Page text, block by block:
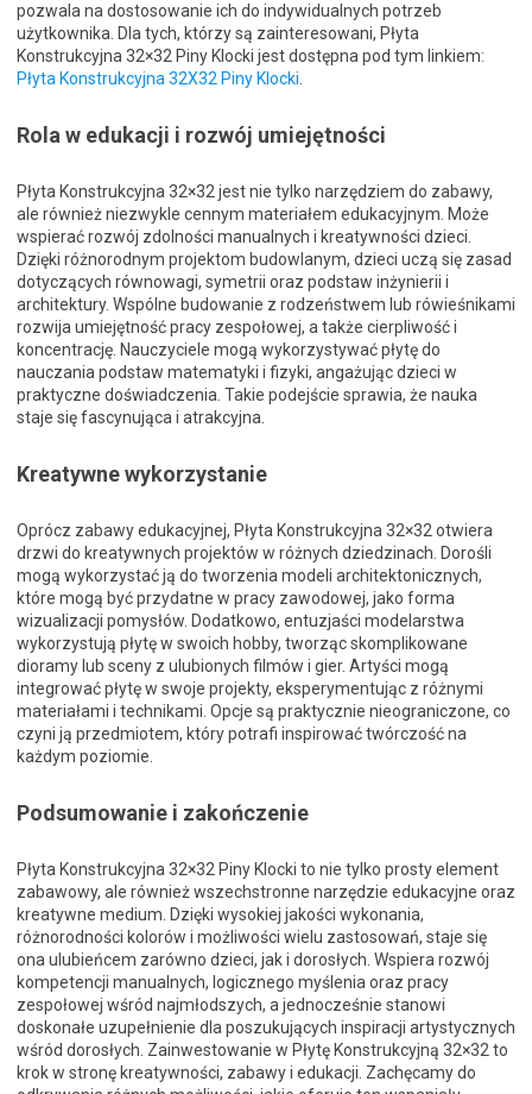
pozwala na dostosowanie ich do indywidualnych potrzeb
użytkownika. Dla tych, którzy są zainteresowani, Płyta
Konstrukcyjna 32×32 Piny Klocki jest dostępna pod tym linkiem:
Płyta Konstrukcyjna 32X32 Piny Klocki.
Rola w edukacji i rozwój umiejętności
Płyta Konstrukcyjna 32×32 jest nie tylko narzędziem do zabawy,
ale również niezwykle cennym materiałem edukacyjnym. Może
wspierać rozwój zdolności manualnych i kreatywności dzieci.
Dzięki różnorodnym projektom budowlanym, dzieci uczą się zasad
dotyczących równowagi, symetrii oraz podstaw inżynierii i
architektury. Wspólne budowanie z rodzeństwem lub rówieśnikami
rozwija umiejętność pracy zespołowej, a także cierpliwość i
koncentrację. Nauczyciele mogą wykorzystywać płytę do
nauczania podstaw matematyki i fizyki, angażując dzieci w
praktyczne doświadczenia. Takie podejście sprawia, że nauka
staje się fascynująca i atrakcyjna.
Kreatywne wykorzystanie
Oprócz zabawy edukacyjnej, Płyta Konstrukcyjna 32×32 otwiera
drzwi do kreatywnych projektów w różnych dziedzinach. Dorośli
mogą wykorzystać ją do tworzenia modeli architektonicznych,
które mogą być przydatne w pracy zawodowej, jako forma
wizualizacji pomysłów. Dodatkowo, entuzjaści modelarstwa
wykorzystują płytę w swoich hobby, tworząc skomplikowane
dioramy lub sceny z ulubionych filmów i gier. Artyści mogą
integrować płytę w swoje projekty, eksperymentując z różnymi
materiałami i technikami. Opcje są praktycznie nieograniczone, co
czyni ją przedmiotem, który potrafi inspirować twórczość na
każdym poziomie.
Podsumowanie i zakończenie
Płyta Konstrukcyjna 32×32 Piny Klocki to nie tylko prosty element
zabawowy, ale również wszechstronne narzędzie edukacyjne oraz
kreatywne medium. Dzięki wysokiej jakości wykonania,
różnorodności kolorów i możliwości wielu zastosowań, staje się
ona ulubieńcem zarówno dzieci, jak i dorosłych. Wspiera rozwój
kompetencji manualnych, logicznego myślenia oraz pracy
zespołowej wśród najmłodszych, a jednocześnie stanowi
doskonałe uzupełnienie dla poszukujących inspiracji artystycznych
wśród dorosłych. Zainwestowanie w Płytę Konstrukcyjną 32×32 to
krok w stronę kreatywności, zabawy i edukacji. Zachęcamy do